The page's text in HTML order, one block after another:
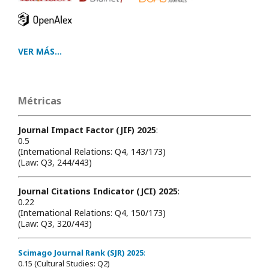
VER MÁS...
Métricas
Journal Impact Factor (JIF) 2025:
0.5
(International Relations: Q4, 143/173)
(Law: Q3, 244/443)
Journal Citations Indicator (JCI) 2025:
0.22
(International Relations: Q4, 150/173)
(Law: Q3, 320/443)
Scimago Journal Rank (SJR) 2025:
0.15 (Cultural Studies: Q2)